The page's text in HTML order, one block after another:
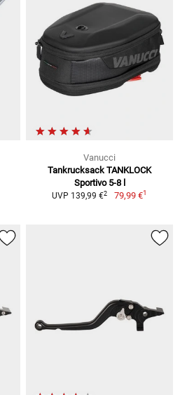
Vanucci
Tankrucksack TANKLOCK
Sportivo 5-8 l
UVP 139,99 €2 79,99 €1